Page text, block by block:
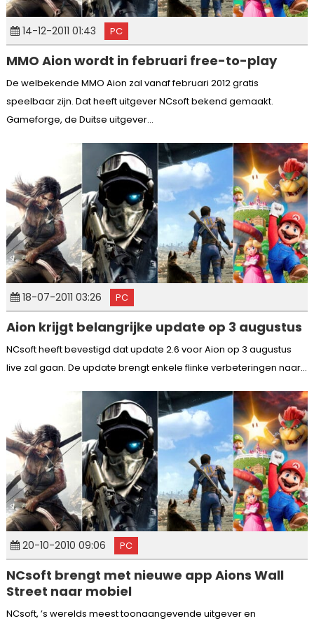
14-12-2011 01:43 PC
MMO Aion wordt in februari free-to-play
De welbekende MMO Aion zal vanaf februari 2012 gratis
speelbaar zijn. Dat heeft uitgever NCsoft bekend gemaakt.
Gameforge, de Duitse uitgever...
18-07-2011 03:26 PC
Aion krijgt belangrijke update op 3 augustus
NCsoft heeft bevestigd dat update 2.6 voor Aion op 3 augustus
live zal gaan. De update brengt enkele flinke verbeteringen naar...
20-10-2010 09:06 PC
NCsoft brengt met nieuwe app Aions Wall
Street naar mobiel
NCsoft, ’s werelds meest toonaangevende uitgever en